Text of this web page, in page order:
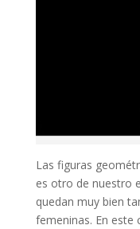
Las figuras
es otro de nuestro
quedan muy bien
femeninas. En este